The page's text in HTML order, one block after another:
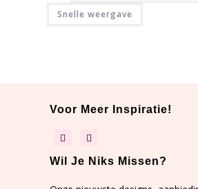
Snelle weergave
Voor Meer Inspiratie!
Wil Je Niks Missen?